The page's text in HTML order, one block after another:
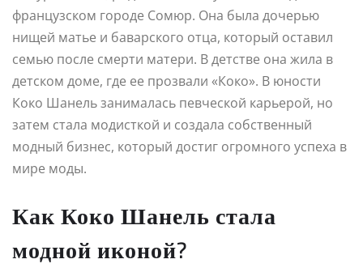
французском городе Сомюр. Она была дочерью
нищей матье и баварского отца, который оставил
семью после смерти матери. В детстве она жила в
детском доме, где ее прозвали «Коко». В юности
Коко Шанель занималась певческой карьерой, но
затем стала модисткой и создала собственный
модный бизнес, который достиг огромного успеха в
мире моды.
Как Коко Шанель стала
модной иконой?